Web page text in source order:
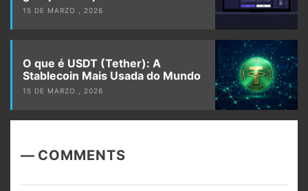
15 DE MARZO , 2026
O que é USDT (Tether): A
Stablecoin Mais Usada do Mundo
15 DE MARZO , 2026
COMMENTS